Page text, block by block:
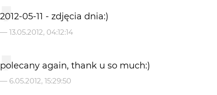
2012-05-11 - zdjęcia dnia:)
— 13.05.2012, 04:12:14
polecany again, thank u so much:)
— 6.05.2012, 15:29:50